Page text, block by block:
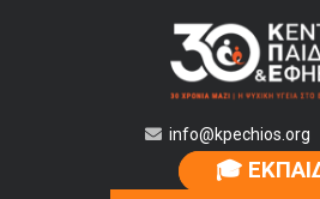
info@kpechios.org
🎓